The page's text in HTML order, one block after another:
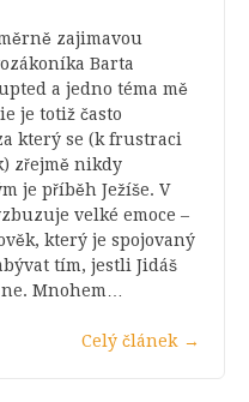
zajimavou
Barta
a jedno téma mě
je totiž často
který se (k frustraci
zřejmě nikdy
je příběh Ježíše. V
velké emoce –
který je spojovaný
tím, jestli Jidáš
Mnohem…
Celý článek →